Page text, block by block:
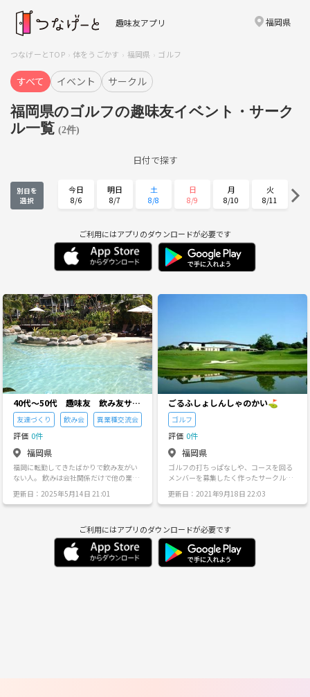
趣味友アプリ 福岡県
つなげーとTOP 体をうごかす 福岡県 ゴルフ
すべて イベント サークル
福岡県のゴルフの趣味友イベント・サーク
ル一覧 (2件)
日付で探す
別日を
選択
今日
8/6
明日
8/7
土
8/8
日
8/9
月
8/10
火
8/11
8/12 8/13 8/14 8/15 8/16
火
8/18
水
8/19
金
8/21
土
8/22
8/24 8/25 8/26 8/27 8/28 8/29
日
8/30
月
8/31
火
9/1
ご利用にはアプリのダウンロードが必要です
40代〜50代 趣味友 飲み友サー
クル
友達づくり 飲み会 異業種交流会
評価 0件
福岡県
福岡に転勤してきたばかりで飲み友がい
ない人。 飲みは会社関係だけで他の業界
リのサークルは若い人だらけだから参加
するのに躊躇してる人。 40代になると仕
すよね（泣） 自分も40代男ですが、なか
なか仕事以外で人と交流する機会がなく
て同じ気持ちの人がいればと思い、サー
クルを立ち上げました(^^) ゴルフ、海外
更新日：2025年5月14日 21:01
ごるふしょしんしゃのかい⛳️
ゴルフ
評価 0件
福岡県
ゴルフの打ちっぱなしや、コースを回る
メンバーを募集したく作ったサークルで
な方歓迎★ ・ゴルフをはじめたいきっか
けを作りたい方 ・ゴルフセットを持って
などが多く、年齢の近い人と楽しくプレ
ーしたい方 ※実際管理人も同じです！ 是
非気軽にメッセージ下さい！！
更新日：2021年9月18日 22:03
ご利用にはアプリのダウンロードが必要です